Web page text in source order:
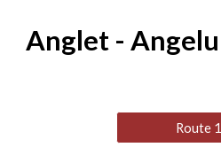
Anglet - Angelu
Route 1